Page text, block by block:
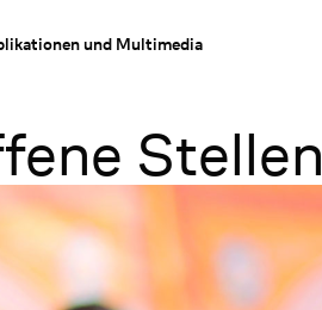
und Multimedia
Stellen